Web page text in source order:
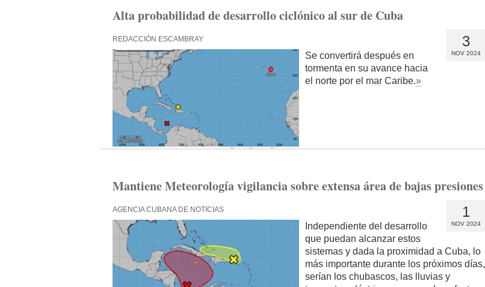
Alta probabilidad de desarrollo ciclónico al sur de Cuba
3
NOV 2024
REDACCIÓN ESCAMBRAY
Se convertirá después en
tormenta en su avance hacia
el norte por el mar Caribe.»
Mantiene Meteorología vigilancia sobre extensa área de bajas presiones
1
NOV 2024
AGENCIA CUBANA DE NOTICIAS
Independiente del desarrollo
que puedan alcanzar estos
sistemas y dada la proximidad a Cuba, lo
más importante durante los próximos días,
serían los chubascos, las lluvias y